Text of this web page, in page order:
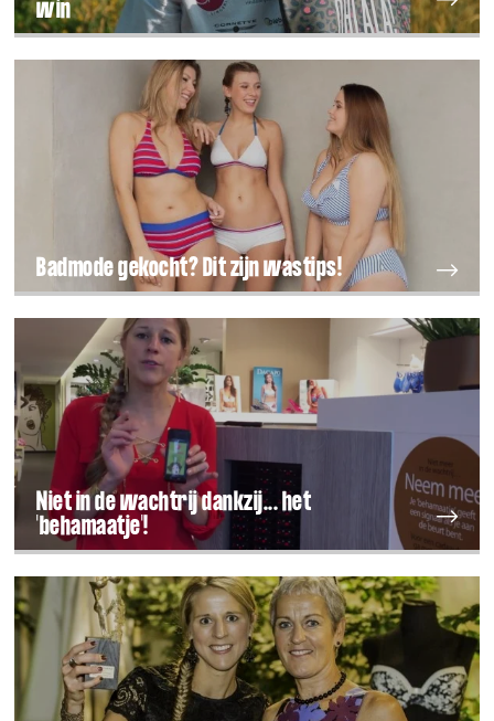
win
Badmode gekocht? Dit zijn wastips!
Niet in de wachtrij dankzij... het
'behamaatje'!